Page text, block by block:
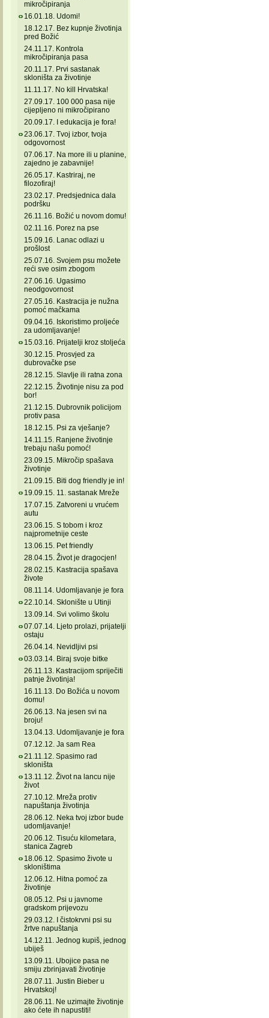
mikročipiranja
16.01.18. Udomi!
18.12.17. Bez kupnje životinja
pred Božić
24.11.17. Kontrola
mikročipiranja pasa
20.11.17. Prvi sastanak
skloništa za životinje
11.11.17. No kill Hrvatska!
27.09.17. 100 000 pasa nije
cijepljeno ni mikročipirano
20.09.17. I edukacija je fora!
23.06.17. Tvoj izbor, tvoja
odgovornost
07.06.17. Na more ili u planine,
zajedno je zabavnije!
26.05.17. Kastriraj, ne
filozofiraj!
23.02.17. Predsjednica dala
podršku
26.11.16. Božić u novom domu!
02.11.16. Porez na pse
15.09.16. Lanac odlazi u
prošlost
25.07.16. Svojem psu možete
reći sve osim zbogom
27.06.16. Ugasimo
neodgovornost
27.05.16. Kastracija je nužna
pomoć mačkama
09.04.16. Iskoristimo proljeće
za udomljavanje!
15.03.16. Prijatelji kroz stoljeća
30.12.15. Prosvjed za
dubrovačke pse
28.12.15. Slavlje ili ratna zona
22.12.15. Životinje nisu za pod
bor!
21.12.15. Dubrovnik policijom
protiv pasa
18.12.15. Psi za vješanje?
14.11.15. Ranjene životinje
trebaju našu pomoć!
23.09.15. Mikročip spašava
životinje
21.09.15. Biti dog friendly je in!
19.09.15. 11. sastanak Mreže
17.07.15. Zatvoreni u vrućem
autu
23.06.15. S tobom i kroz
najprometnije ceste
13.06.15. Pet friendly
28.04.15. Život je dragocjen!
28.02.15. Kastracija spašava
živote
08.11.14. Udomljavanje je fora
22.10.14. Sklonište u Utinji
13.09.14. Svi volimo školu
07.07.14. Ljeto prolazi, prijatelji
ostaju
26.04.14. Nevidljivi psi
03.03.14. Biraj svoje bitke
26.11.13. Kastracijom spriječiti
patnje životinja!
16.11.13. Do Božića u novom
domu!
26.06.13. Na jesen svi na
broju!
13.04.13. Udomljavanje je fora
07.12.12. Ja sam Rea
21.11.12. Spasimo rad
skloništa
13.11.12. Život na lancu nije
život
27.10.12. Mreža protiv
napuštanja životinja
28.06.12. Neka tvoj izbor bude
udomljavanje!
20.06.12. Tisuću kilometara,
stanica Zagreb
18.06.12. Spasimo živote u
skloništima
12.06.12. Hitna pomoć za
životinje
08.05.12. Psi u javnome
gradskom prijevozu
29.03.12. I čistokrvni psi su
žrtve napuštanja
14.12.11. Jednog kupiš, jednog
ubiješ
13.09.11. Ubojice pasa ne
smiju zbrinjavati životinje
28.07.11. Justin Bieber u
Hrvatskoj!
28.06.11. Ne uzimajte životinje
ako ćete ih napustiti!